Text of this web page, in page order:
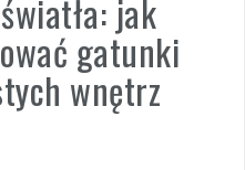
jak
gatunki
wnętrz